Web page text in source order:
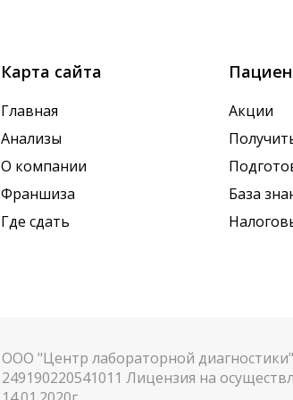
Карта сайта
Главная
Анализы
О компании
Франшиза
Где сдать
Акции
База
ООО "Центр лабораторной
249190220541011 Лицензия на